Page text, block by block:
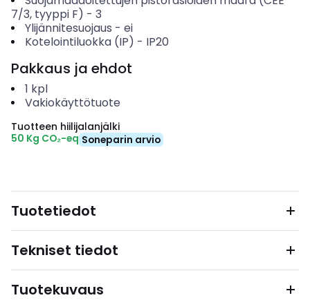
7/3, tyyppi F) - 3
Ylijännitesuojaus - ei
Kotelointiluokka (IP) - IP20
Pakkaus ja ehdot
1 kpl
Vakiokäyttötuote
Tuotteen hiilijalanjälki
50 Kg CO₂-eq Soneparin arvio
Tuotetiedot
Tekniset tiedot
Tuotekuvaus